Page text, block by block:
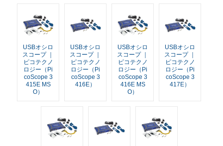
USBオシロ
スコープ ｜
ピコテクノ
ロジー（Pi
coScope 3
415E MS
O）
USBオシロ
スコープ ｜
ピコテクノ
ロジー（Pi
coScope 3
416E）
USBオシロ
スコープ ｜
ピコテクノ
ロジー（Pi
coScope 3
416E MS
O）
USBオシロ
スコープ ｜
ピコテクノ
ロジー（Pi
coScope 3
417E）